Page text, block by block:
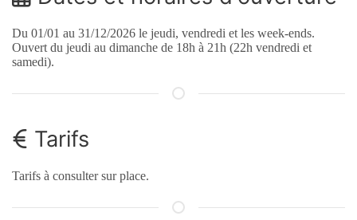
Du 01/01 au 31/12/2026 le jeudi, vendredi et les week-ends.
Ouvert du jeudi au dimanche de 18h à 21h (22h vendredi et
samedi).
Tarifs
Tarifs à consulter sur place.